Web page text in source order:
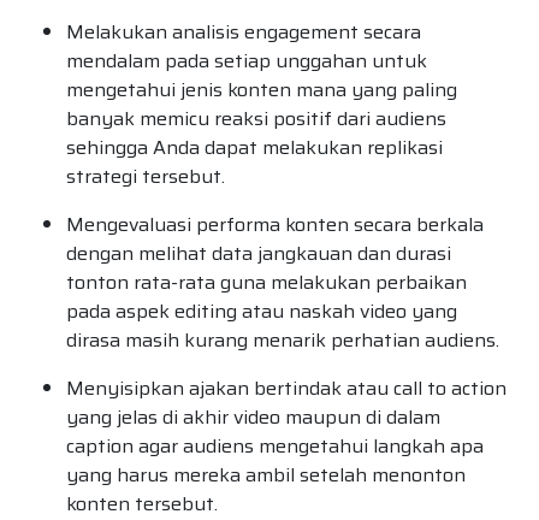
Melakukan analisis engagement secara
mendalam pada setiap unggahan untuk
mengetahui jenis konten mana yang paling
banyak memicu reaksi positif dari audiens
sehingga Anda dapat melakukan replikasi
strategi tersebut.
Mengevaluasi performa konten secara berkala
dengan melihat data jangkauan dan durasi
tonton rata-rata guna melakukan perbaikan
pada aspek editing atau naskah video yang
dirasa masih kurang menarik perhatian audiens.
Menyisipkan ajakan bertindak atau call to action
yang jelas di akhir video maupun di dalam
caption agar audiens mengetahui langkah apa
yang harus mereka ambil setelah menonton
konten tersebut.